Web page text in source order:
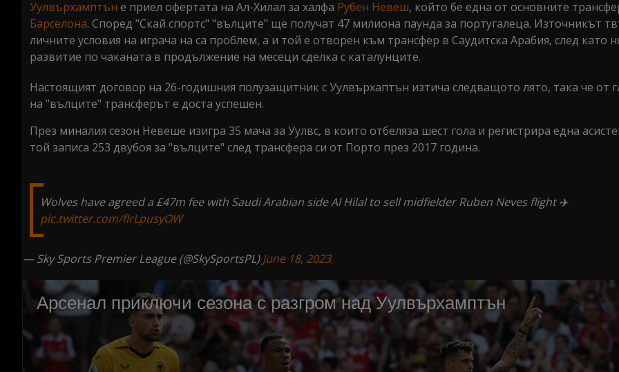
Уулвърхамптън е приел офертата на Ал-Хилал за халфа Рубен Невеш, който бе една от основните
Барселона. Според "Скай спортс" "вълците" ще получат 47 милиона паунда за португалеца. Източникът
личните условия на играча на са проблем, а и той е отворен към трансфер в Саудитска Арабия, след като
развитие по чаканата в продължение на месеци сделка с каталунците.
Настоящият договор на 26-годишния полузащитник с Уулвърхаптън изтича следващото лято, така че от
на "вълците" трансферът е доста успешен.
През миналия сезон Невеше изигра 35 мача за Уулвс, в които отбеляза шест гола и регистрира една
той записа 253 двубоя за "вълците" след трансфера си от Порто през 2017 година.
Wolves have agreed a £47m fee with Saudi Arabian side Al Hilal to sell midfielder Ruben Neves flight ✈️
pic.twitter.com/fIrLpusyOW
— Sky Sports Premier League (@SkySportsPL)June 18, 2023